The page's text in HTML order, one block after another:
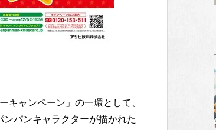
キャンペーン」の一環として、
パンキャラクターが描かれた